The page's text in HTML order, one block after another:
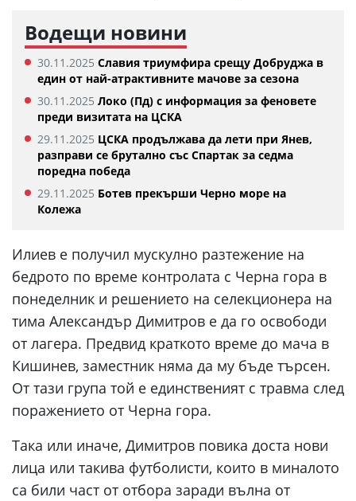
Водещи новини
30.11.2025 Славия триумфира срещу Добруджа в
един от най-атрактивните мачове за сезона
30.11.2025 Локо (Пд) с информация за феновете
преди визитата на ЦСКА
29.11.2025 ЦСКА продължава да лети при Янев,
разправи се брутално със Спартак за седма
поредна победа
29.11.2025 Ботев прекърши Черно море на
Колежа
Илиев е получил мускулно разтежение на
бедрото по време контролата с Черна гора в
понеделник и решението на селекционера на
тима Александър Димитров е да го освободи
от лагера. Предвид краткото време до мача в
Кишинев, заместник няма да му бъде търсен.
От тази група той е единственият с травма след
поражението от Черна гора.
Така или иначе, Димитров повика доста нови
лица или такива футболисти, които в миналото
са били част от отбора заради вълна от